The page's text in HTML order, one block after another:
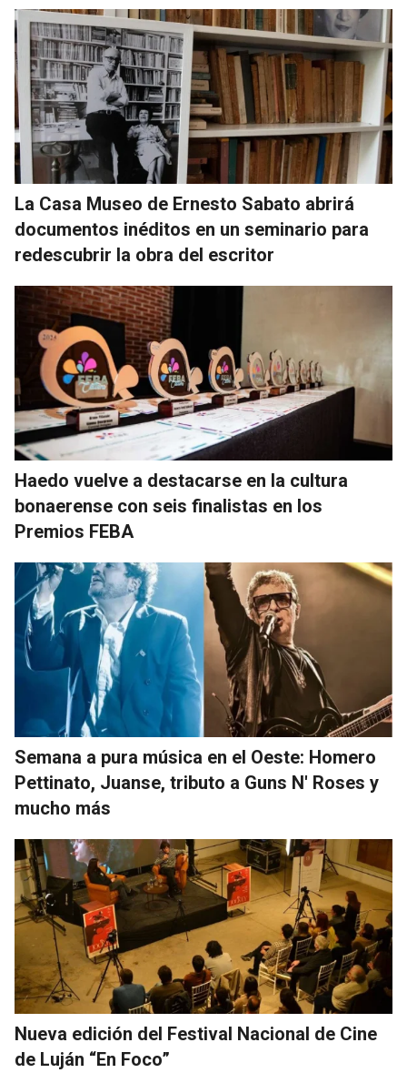
La Casa Museo de Ernesto Sabato abrirá
documentos inéditos en un seminario para
redescubrir la obra del escritor
Haedo vuelve a destacarse en la cultura
bonaerense con seis finalistas en los
Premios FEBA
Semana a pura música en el Oeste: Homero
Pettinato, Juanse, tributo a Guns N' Roses y
mucho más
Nueva edición del Festival Nacional de Cine
de Luján “En Foco”